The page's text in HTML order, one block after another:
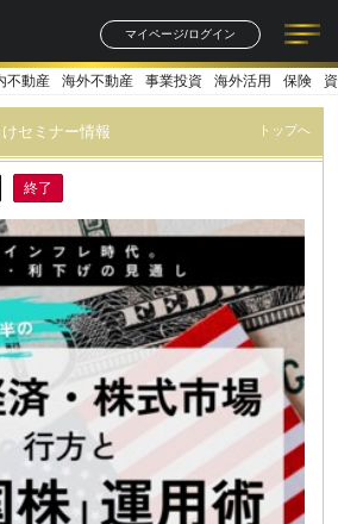
マイページ/ログイン
記事一覧 連載一覧
著者一覧 書籍一覧
不動産 海外不動産 事業投資 海外活用 保険
セミナー情報 トップへ
終了